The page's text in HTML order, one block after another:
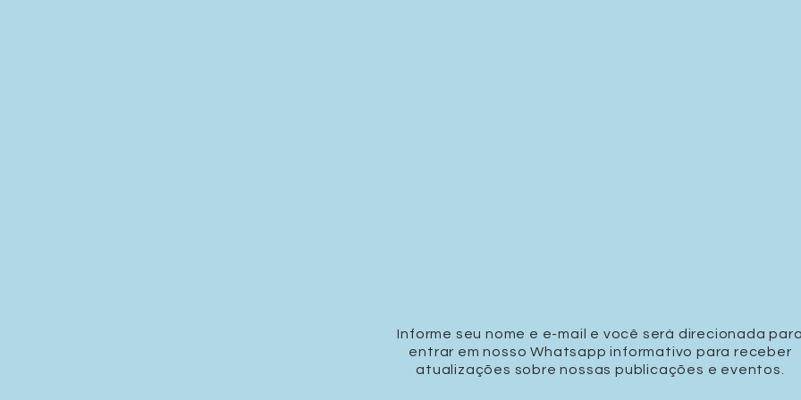
Informe seu nome e e-mail e você será direcionada
entrar em nosso Whatsapp informativo para receber
atualizações sobre nossas publicações e eventos.